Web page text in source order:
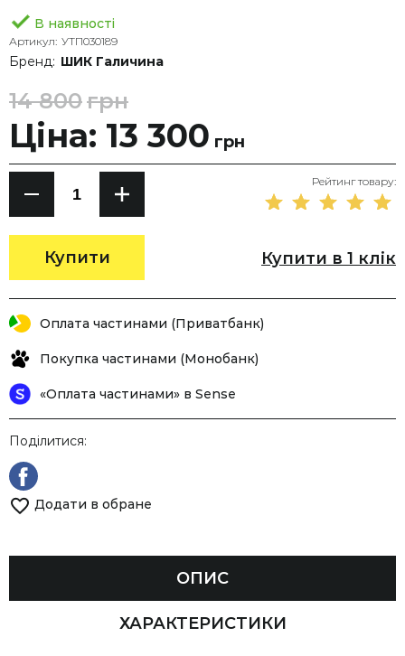
В наявності
Артикул: УТП030189
Бренд: ШИК Галичина
14 800грн
Ціна: 13 300 грн
Купити
Рейтинг товару:
Купити в 1 клік
Оплата частинами (Приватбанк)
Покупка частинами (Монобанк)
«Оплата частинами» в Sense
Поділитися:
Додати в обране
ОПИС
ХАРАКТЕРИСТИКИ